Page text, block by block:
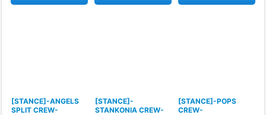
[STANCE]-ANGELS
SPLIT CREW-
[STANCE]-
STANKONIA CREW-
[STANCE]-POPS
CREW-